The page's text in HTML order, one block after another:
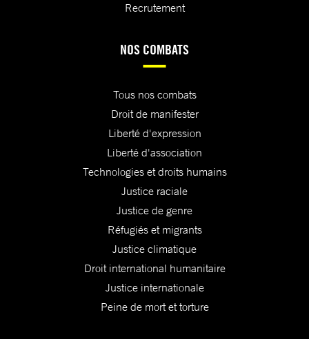
Recrutement
NOS COMBATS
Tous nos combats
Droit de manifester
Liberté d'expression
Liberté d'association
Technologies et droits humains
Justice raciale
Justice de genre
Réfugiés et migrants
Justice climatique
Droit international humanitaire
Justice internationale
Peine de mort et torture